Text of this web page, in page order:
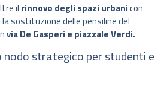
il rinnovo degli spazi urbanicon
sostituzione delle pensiline del
via De Gasperi e piazzale Verdi.
nodo strategico per studenti e